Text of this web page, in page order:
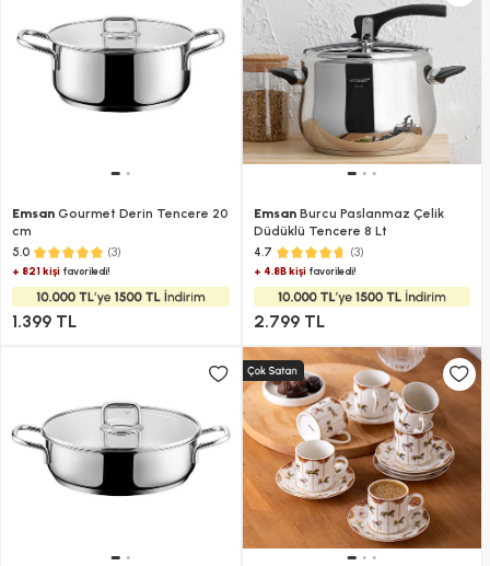
Emsan Gourmet Derin Tencere 20
cm
5.0 (3)
+ 821 kişi favoriledi!
1.399 TL
EmsanBurcu Paslanmaz Çelik
Düdüklü Tencere 8 Lt
4.7 (3)
+ 4.8B kişifavoriledi!
2.799 TL